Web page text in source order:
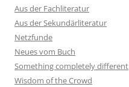
Aus der Fachliteratur
Aus der Sekundärliteratur
Netzfunde
Neues vom Buch
Something completely different
Wisdom of the Crowd